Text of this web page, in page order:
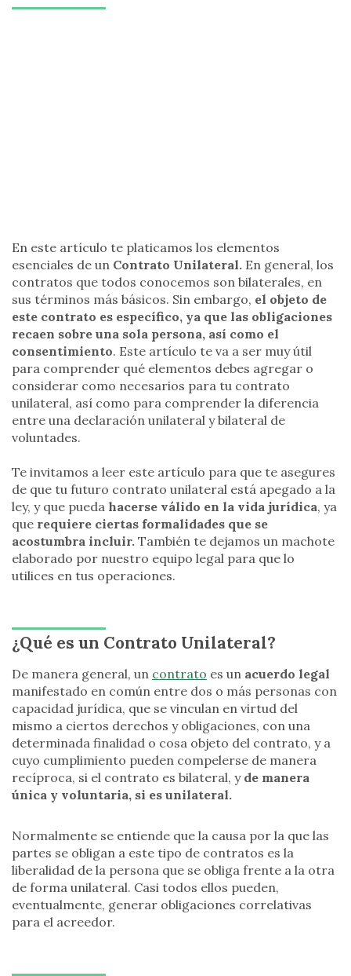
En este artículo te platicamos los elementos
esenciales de un Contrato Unilateral. En general, los
contratos que todos conocemos son bilaterales, en
sus términos más básicos. Sin embargo, el objeto de
este contrato es específico, ya que las obligaciones
recaen sobre una sola persona, así como el
consentimiento. Este artículo te va a ser muy útil
para comprender qué elementos debes agregar o
considerar como necesarios para tu contrato
unilateral, así como para comprender la diferencia
entre una declaración unilateral y bilateral de
voluntades.
Te invitamos a leer este artículo para que te asegures
de que tu futuro contrato unilateral está apegado a la
ley, y que pueda hacerse válido en la vida jurídica, ya
que requiere ciertas formalidades que se
acostumbra incluir. También te dejamos un machote
elaborado por nuestro equipo legal para que lo
utilices en tus operaciones.
¿Qué es un Contrato Unilateral?
De manera general, un contrato es un acuerdo legal
manifestado en común entre dos o más personas con
capacidad jurídica, que se vinculan en virtud del
mismo a ciertos derechos y obligaciones, con una
determinada finalidad o cosa objeto del contrato, y a
cuyo cumplimiento pueden compelerse de manera
recíproca, si el contrato es bilateral, y de manera
única y voluntaria, si es unilateral.
Normalmente se entiende que la causa por la que las
partes se obligan a este tipo de contratos es la
liberalidad de la persona que se obliga frente a la otra
de forma unilateral. Casi todos ellos pueden,
eventualmente, generar obligaciones correlativas
para el acreedor.